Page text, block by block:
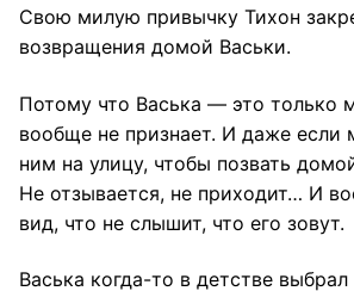
Свою милую привычку Тихон
возвращения домой Васьки.
Потому что Васька — это только
вообще не признает. И даже если
ним на улицу, чтобы позвать
Не отзывается, не приходит… И
вид, что не слышит, что его зовут.
Васька когда-то в детстве выбрал